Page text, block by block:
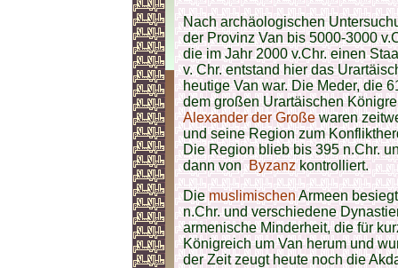
Nach archäologischen
der Provinz Van bis 5000-3000
die im Jahr 2000 v.Chr. einen
v. Chr. entstand hier das
heutige Van war. Die Meder, die
dem großen Urartäischen
Alexander der Großewaren
und seine Region zum
Die Region blieb bis 395 n.Chr.
dann vonByzanzkontrolliert.
DiemuslimischenArmeen
n.Chr. und verschiedene
armenische Minderheit, die für
Königreich um Van herum und
der Zeit zeugt heute noch die